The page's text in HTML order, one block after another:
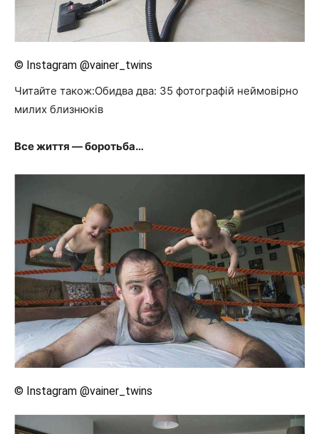
© Instagram @vainer_twins
Читайте також:Обидва два: 35 фотографій неймовірно
милих близнюків
Все життя — боротьба…
© Instagram @vainer_twins